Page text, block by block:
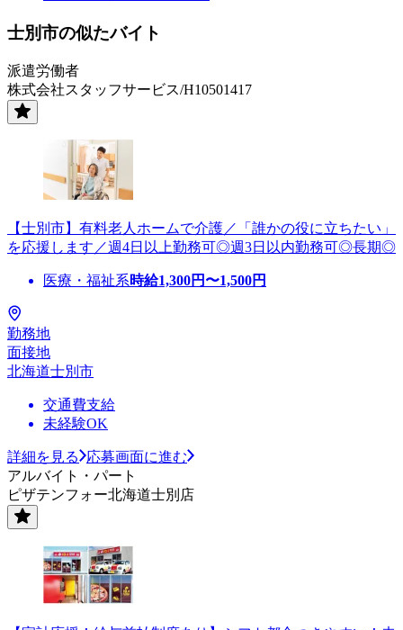
士別市の似たバイト
派遣労働者
株式会社スタッフサービス/H10501417
【士別市】有料老人ホームで介護／「誰かの役に立ちたい」
を応援します／週4日以上勤務可◎週3日以内勤務可◎長期◎
医療・福祉系時給1,300円〜1,500円
勤務地
面接地
北海道士別市
交通費支給
未経験OK
詳細を見る
応募画面に進む
アルバイト・パート
ピザテンフォー北海道士別店